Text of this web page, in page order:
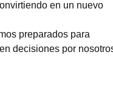
en un nuevo
preparados para
decisiones por